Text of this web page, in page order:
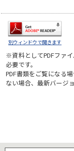
別ウィンドウで開きます
※資料としてPDFファ
必要です。
PDF書類をご覧になる
ない場合、最新バージ